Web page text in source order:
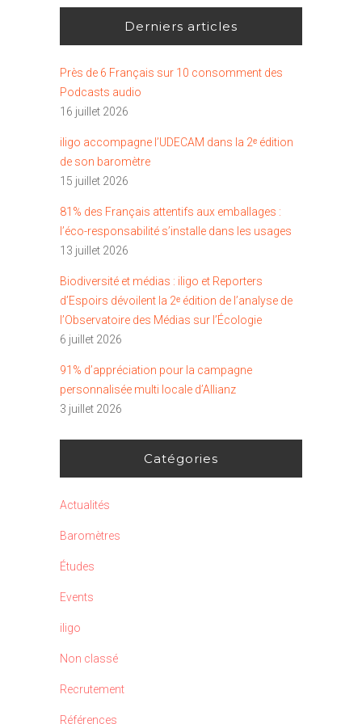
Derniers articles
Près de 6 Français sur 10 consomment des
Podcasts audio
16 juillet 2026
iligo accompagne l’UDECAM dans la 2ᵉ édition
de son baromètre
15 juillet 2026
81% des Français attentifs aux emballages :
l’éco-responsabilité s’installe dans les usages
13 juillet 2026
Biodiversité et médias : iligo et Reporters
d’Espoirs dévoilent la 2ᵉ édition de l’analyse de
l’Observatoire des Médias sur l’Écologie
6 juillet 2026
91% d’appréciation pour la campagne
personnalisée multi locale d’Allianz
3 juillet 2026
Catégories
Actualités
Baromètres
Études
Events
iligo
Non classé
Recrutement
Références